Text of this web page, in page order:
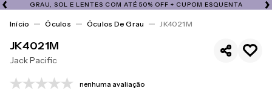
GRAU, SOL E LENTES COM ATÉ 50% OFF + CUPOM ESQUENTA
Óculos Óculos De Grau JK4021M
JK4021M
Jack Pacific
nenhuma avaliação